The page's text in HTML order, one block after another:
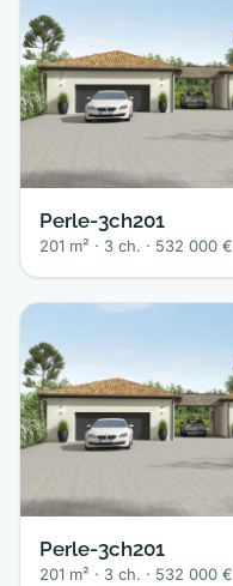
Perle-3ch201
201 m² · 3 ch. · 532 000 €
Perle-3ch201
201 m² · 3 ch. · 532 000 €